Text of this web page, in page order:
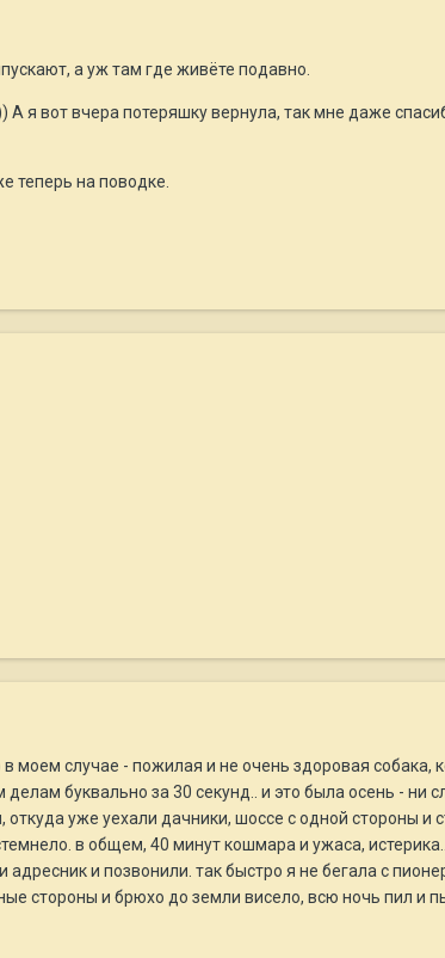
а уж там где живёте подавно.
я вот вчера потеряшку вернула, так мне даже
теперь на поводке.
моем случае - пожилая и не очень здоровая собака,
буквально за 30 секунд.. и это была осень - ни
уже уехали дачники, шоссе с одной стороны и
в общем, 40 минут кошмара и ужаса,
и позвонили. так быстро я не бегала с
стороны и брюхо до земли висело, всю ночь пил и